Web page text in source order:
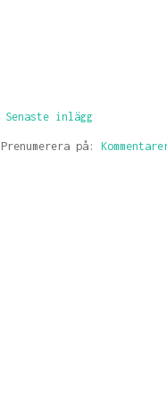
Senaste inlägg
Prenumerera på: